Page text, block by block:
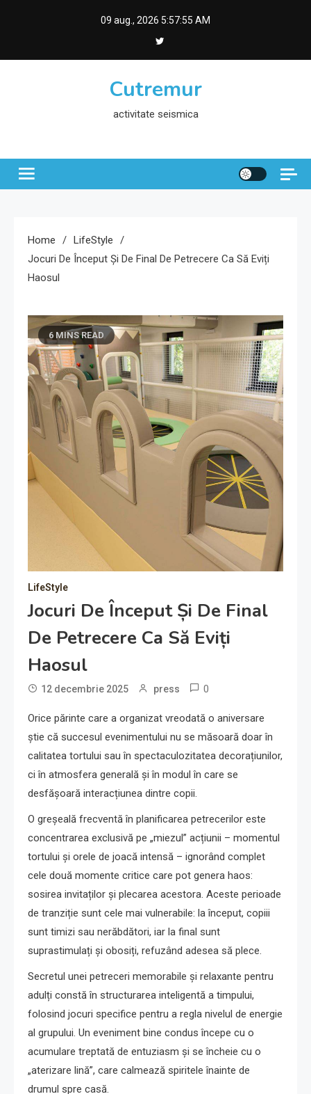
09 aug., 2026 5:57:56 AM
Cutremur
activitate seismica
Home
LifeStyle
Jocuri De Început Și De Final De Petrecere Ca Să Eviți
Haosul
6 MINS READ
LifeStyle
Jocuri De Început Și De Final
De Petrecere Ca Să Eviți
Haosul
12 decembrie 2025 press 0
Orice părinte care a organizat vreodată o aniversare
știe că succesul evenimentului nu se măsoară doar în
calitatea tortului sau în spectaculozitatea decorațiunilor,
ci în atmosfera generală și în modul în care se
desfășoară interacțiunea dintre copii.
O greșeală frecventă în planificarea petrecerilor este
concentrarea exclusivă pe „miezul” acțiunii – momentul
tortului și orele de joacă intensă – ignorând complet
cele două momente critice care pot genera haos:
sosirea invitaților și plecarea acestora. Aceste perioade
de tranziție sunt cele mai vulnerabile: la început, copiii
sunt timizi sau nerăbdători, iar la final sunt
suprastimulați și obosiți, refuzând adesea să plece.
Secretul unei petreceri memorabile și relaxante pentru
adulți constă în structurarea inteligentă a timpului,
folosind jocuri specifice pentru a regla nivelul de energie
al grupului. Un eveniment bine condus începe cu o
acumulare treptată de entuziasm și se încheie cu o
„aterizare lină”, care calmează spiritele înainte de
drumul spre casă.